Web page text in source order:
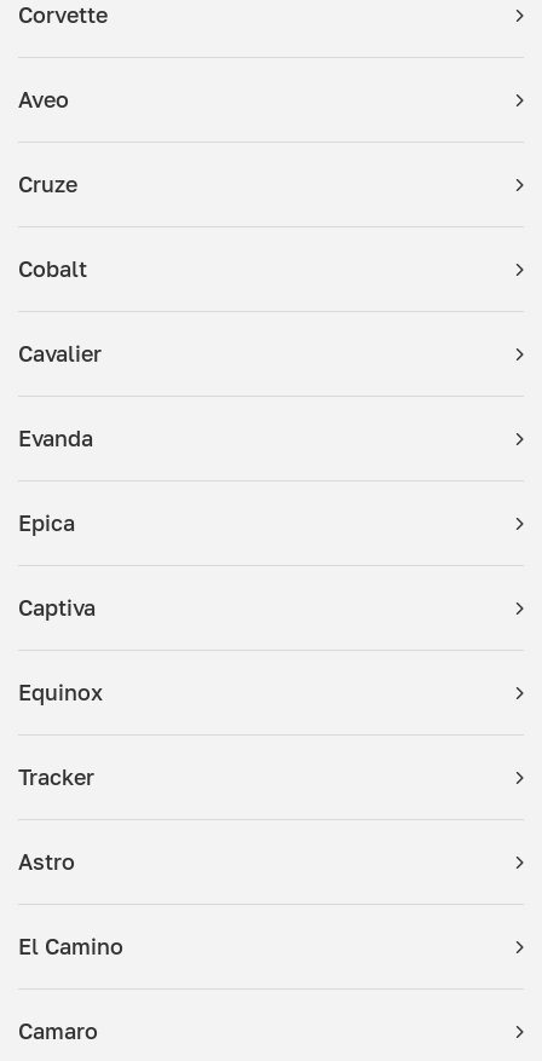
Corvette
Aveo
Cruze
Cobalt
Cavalier
Evanda
Epica
Captiva
Equinox
Tracker
Astro
El Camino
Camaro